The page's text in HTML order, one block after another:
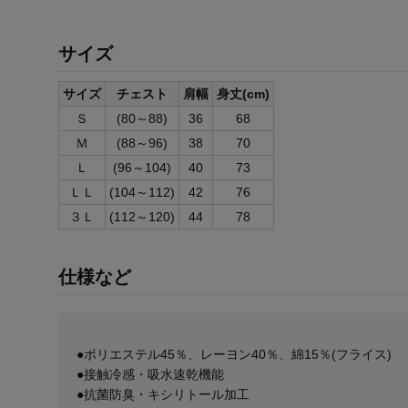
サイズ
サイズ チェスト 肩幅 身丈(cm)
Ｓ
(80～88) 36
68
Ｍ
(88～96) 38
70
Ｌ
(96～104) 40
73
ＬＬ
(104～112) 42
76
３Ｌ
(112～120) 44 78
仕様など
●ポリエステル45％、レーヨン40％、綿15％(フライス)
●接触冷感・吸水速乾機能
●抗菌防臭・キシリトール加工